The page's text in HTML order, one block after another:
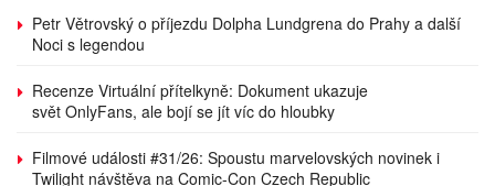
Petr Větrovský o příjezdu Dolpha Lundgrena do Prahy a další
Noci s legendou
Recenze Virtuální přítelkyně: Dokument ukazuje
svět OnlyFans, ale bojí se jít víc do hloubky
Filmové události #31/26: Spoustu marvelovských novinek i
Twilight návštěva na Comic-Con Czech Republic